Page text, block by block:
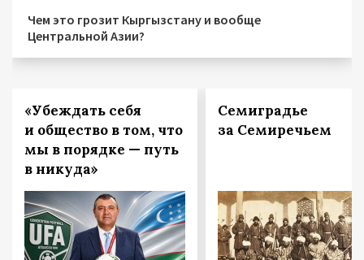
Чем это грозит Кыргызстану и вообще
Центральной Азии?
«Убеждать себя
и общество в том, что
мы в порядке — путь
в никуда»
Семиградье
за Семиречьем